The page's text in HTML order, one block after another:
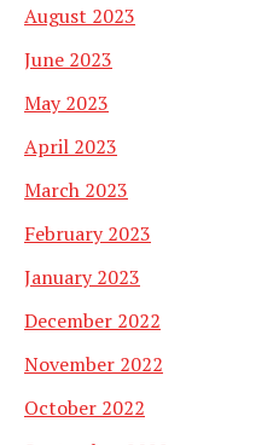
August 2023
June 2023
May 2023
April 2023
March 2023
February 2023
January 2023
December 2022
November 2022
October 2022